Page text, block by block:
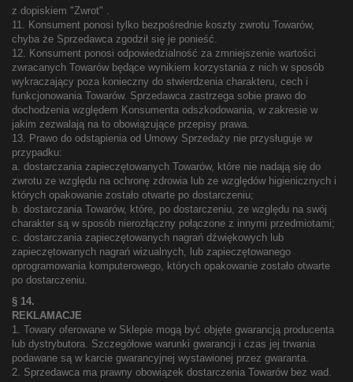
z dopiskiem "Zwrot" .
11. Konsument ponosi tylko bezpośrednie koszty zwrotu Towarów,
chyba że Sprzedawca zgodził się je ponieść.
12. Konsument ponosi odpowiedzialność za zmniejszenie wartości
zwracanych Towarów będące wynikiem korzystania z nich w sposób
wykraczający poza konieczny do stwierdzenia charakteru, cech i
funkcjonowania Towarów. Sprzedawca zastrzega sobie prawo do
dochodzenia względem Konsumenta odszkodowania, w zakresie w
jakim zezwalają na to obowiązujące przepisy prawa.
13. Prawo do odstąpienia od Umowy Sprzedaży nie przysługuje w
przypadku:
a. dostarczania zapieczętowanych Towarów, które nie nadają się do
zwrotu ze względu na ochronę zdrowia lub ze względów higienicznych i
których opakowanie zostało otwarte po dostarczeniu;
b. dostarczania Towarów, które, po dostarczeniu, ze względu na swój
charakter są w sposób nierozłączny połączone z innymi przedmiotami;
c. dostarczania zapieczętowanych nagrań dźwiękowych lub
zapieczętowanych nagrań wizualnych, lub zapieczętowanego
oprogramowania komputerowego, których opakowanie zostało otwarte
po dostarczeniu.
§ 14.
REKLAMACJE
1. Towary oferowane w Sklepie mogą być objęte gwarancją producenta
lub dystrybutora. Szczegółowe warunki gwarancji i czas jej trwania
podawane są w karcie gwarancyjnej wystawionej przez gwaranta.
2. Sprzedawca ma prawny obowiązek dostarczenia Towarów bez wad.